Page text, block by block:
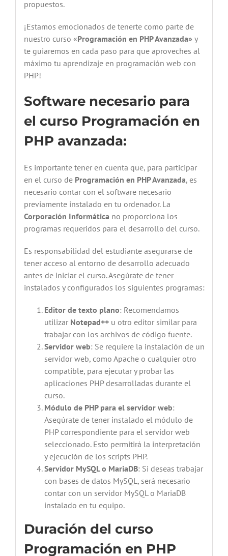
propuestos.
¡Estamos emocionados de tenerte como parte de
nuestro curso «Programación en PHP Avanzada» y
te guiaremos en cada paso para que aproveches al
máximo tu aprendizaje en programación web con
PHP!
Software necesario para
el curso Programación en
PHP avanzada:
Es importante tener en cuenta que, para participar
en el curso de Programación en PHP Avanzada, es
necesario contar con el software necesario
previamente instalado en tu ordenador. La
Corporación Informáticano proporciona los
programas requeridos para el desarrollo del curso.
Es responsabilidad del estudiante asegurarse de
tener acceso al entorno de desarrollo adecuado
antes de iniciar el curso. Asegúrate de tener
instalados y configurados los siguientes programas:
Editor de texto plano: Recomendamos
utilizarNotepad++u otro editor similar para
trabajar con los archivos de código fuente.
Servidor web: Se requiere la instalación de un
servidor web, como Apache o cualquier otro
compatible, para ejecutar y probar las
aplicaciones PHP desarrolladas durante el
curso.
Módulo de PHP para el servidor web:
Asegúrate de tener instalado el módulo de
PHP correspondiente para el servidor web
seleccionado. Esto permitirá la interpretación
y ejecución de los scripts PHP.
Servidor MySQL o MariaDB: Si deseas trabajar
con bases de datos MySQL, será necesario
contar con un servidor MySQL o MariaDB
instalado en tu equipo.
Duración del curso
Programación en PHP